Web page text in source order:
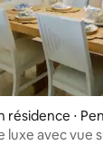
⋅
avec vue